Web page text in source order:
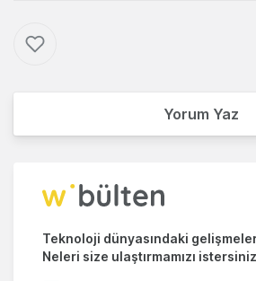
Yorum Yaz
Teknoloji dünyasındaki
Neleri size ulaştırmamızı